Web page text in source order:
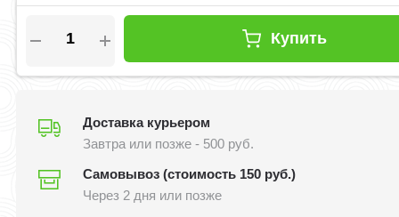
Купить
Доставка курьером
Завтра или позже - 500 руб.
Самовывоз (стоимость 150 руб.)
Через 2 дня или позже